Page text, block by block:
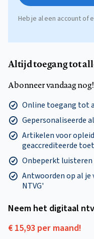
Heb je al een account of
Altijd toegang tot
Abonneer vandaag nog!
Online toegang tot
Gepersonaliseerde
Artikelen voor
geaccrediteerde
Onbeperkt luisteren
Antwoorden op al je
NTVG'
Neem het digitaal
€ 15,93 per maand!